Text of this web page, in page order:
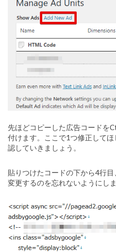
先ほどコピーした広告コードを
付けます。ここで1つ修正して
認していきましょう。
貼りつけたコードの下から4行
変更するのを忘れないようにしま